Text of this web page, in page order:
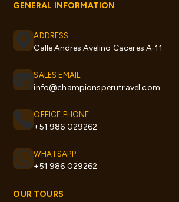
GENERAL INFORMATION
ADDRESS
Calle Andres Avelino Caceres A-11
SALES EMAIL
info@championsperutravel.com
OFFICE PHONE
+51 986 029262
WHATSAPP
+51 986 029262
OUR TOURS